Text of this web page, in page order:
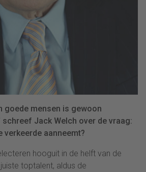
goede mensen is gewoon
schreef Jack Welch over de vraag:
verkeerde aanneemt?
hooguit in de helft van de
toptalent, aldus de